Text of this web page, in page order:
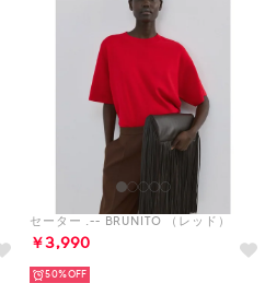
セーター .-- BRUNITO （レッド）
￥3,990
50%